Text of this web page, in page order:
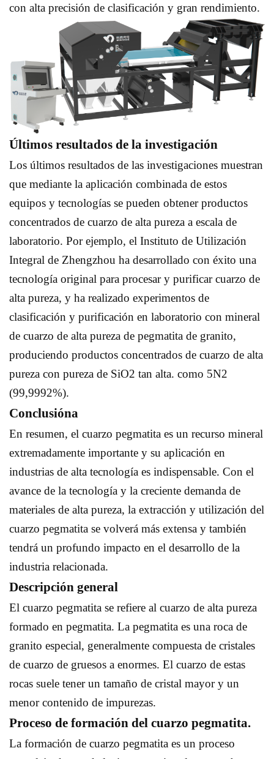
con alta precisión de clasificación y gran rendimiento.
Últimos resultados de la investigación
Los últimos resultados de las investigaciones muestran
que mediante la aplicación combinada de estos
equipos y tecnologías se pueden obtener productos
concentrados de cuarzo de alta pureza a escala de
laboratorio. Por ejemplo, el Instituto de Utilización
Integral de Zhengzhou ha desarrollado con éxito una
tecnología original para procesar y purificar cuarzo de
alta pureza, y ha realizado experimentos de
clasificación y purificación en laboratorio con mineral
de cuarzo de alta pureza de pegmatita de granito,
produciendo productos concentrados de cuarzo de alta
pureza con pureza de SiO2 tan alta. como 5N2
(99,9992%).
Conclusióna
En resumen, el cuarzo pegmatita es un recurso mineral
extremadamente importante y su aplicación en
industrias de alta tecnología es indispensable. Con el
avance de la tecnología y la creciente demanda de
materiales de alta pureza, la extracción y utilización del
cuarzo pegmatita se volverá más extensa y también
tendrá un profundo impacto en el desarrollo de la
industria relacionada.
Descripción general
El cuarzo pegmatita se refiere al cuarzo de alta pureza
formado en pegmatita. La pegmatita es una roca de
granito especial, generalmente compuesta de cristales
de cuarzo de gruesos a enormes. El cuarzo de estas
rocas suele tener un tamaño de cristal mayor y un
menor contenido de impurezas.
Proceso de formación del cuarzo pegmatita.
La formación de cuarzo pegmatita es un proceso